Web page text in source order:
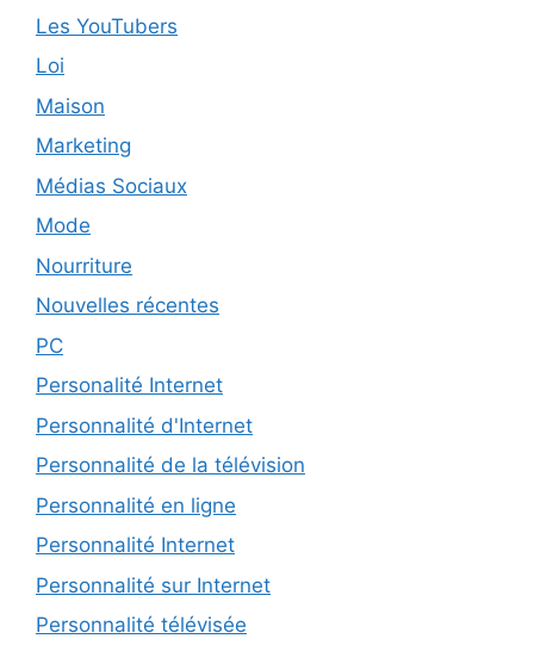
Les YouTubers
Loi
Maison
Marketing
Médias Sociaux
Mode
Nourriture
Nouvelles récentes
PC
Personalité Internet
Personnalité d'Internet
Personnalité de la télévision
Personnalité en ligne
Personnalité Internet
Personnalité sur Internet
Personnalité télévisée